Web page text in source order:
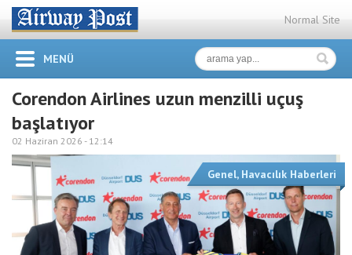
Normal Site
MENÜ
Corendon Airlines uzun menzilli uçuş
başlatıyor
02 Haziran 2026 - 12:14
Genel, Havacılık Haberleri